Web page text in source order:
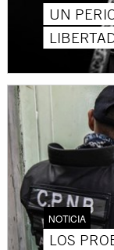
UN
NOTICIA
LOS